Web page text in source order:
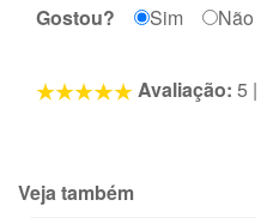
Gostou? Sim Não
Avaliação: 5 |
Veja também